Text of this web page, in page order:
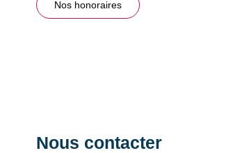
Nos honoraires
Nous contacter